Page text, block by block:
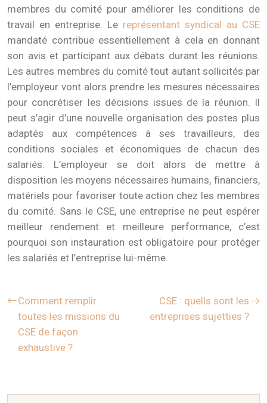
membres du comité pour améliorer les conditions de
travail en entreprise. Le représentant syndical au CSE
mandaté contribue essentiellement à cela en donnant
son avis et participant aux débats durant les réunions.
Les autres membres du comité tout autant sollicités par
l’employeur vont alors prendre les mesures nécessaires
pour concrétiser les décisions issues de la réunion. Il
peut s’agir d’une nouvelle organisation des postes plus
adaptés aux compétences à ses travailleurs, des
conditions sociales et économiques de chacun des
salariés. L’employeur se doit alors de mettre à
disposition les moyens nécessaires humains, financiers,
matériels pour favoriser toute action chez les membres
du comité. Sans le CSE, une entreprise ne peut espérer
meilleur rendement et meilleure performance, c’est
pourquoi son instauration est obligatoire pour protéger
les salariés et l’entreprise lui-même.
Comment remplir
toutes les missions du
CSE de façon
exhaustive ?
CSE : quells sont les
entreprises sujetties ?